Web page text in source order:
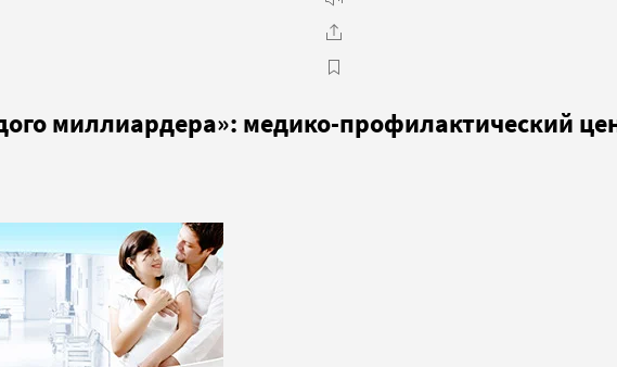
миллиардера»: медико-профилактический